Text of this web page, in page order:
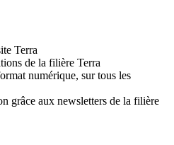
Terra
de la filière Terra
numérique, sur tous les
grâce aux newsletters de la filière